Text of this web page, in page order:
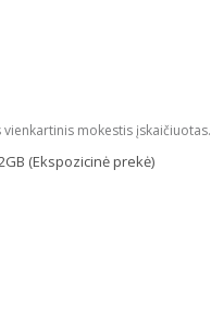
mokestis įskaičiuotas.
(Ekspozicinė prekė)